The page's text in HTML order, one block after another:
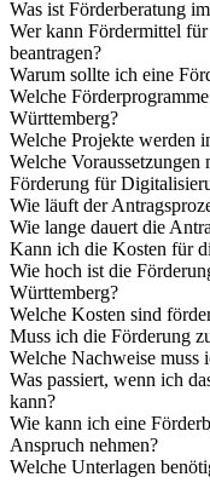
Was ist Förderberatung
Wer kann Fördermittel
beantragen?
Warum sollte ich eine
Welche
Württemberg?
Welche Projekte werden
Welche
Förderung für
Wie läuft der
Wie lange dauert die
Kann ich die Kosten für
Wie hoch ist die
Württemberg?
Welche Kosten sind
Muss ich die Förderung
Welche Nachweise muss
Was passiert, wenn ich
kann?
Wie kann ich eine
Anspruch nehmen?
Welche Unterlagen